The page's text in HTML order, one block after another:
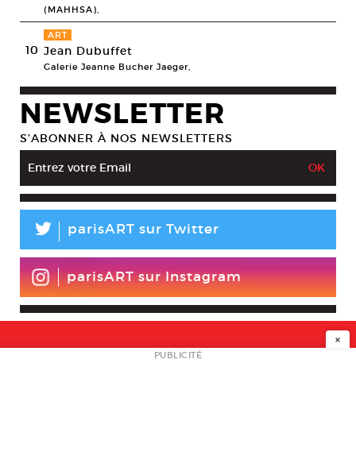
(MAHHSA),
10
ART
Jean Dubuffet
Galerie Jeanne Bucher Jaeger,
NEWSLETTER
S’ABONNER À NOS NEWSLETTERS
L parisART sur Twitter
parisART sur Instagram
NEWSLETTER
×
PUBLICITÉ